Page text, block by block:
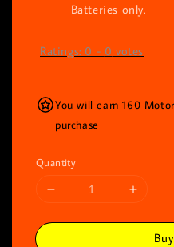
Batteries only.
Ratings: 0 - 0 votes
You will earn 160
purchase
Quantity